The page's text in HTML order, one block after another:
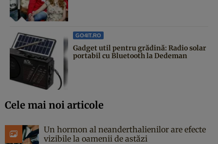
GO4IT.RO
Gadget util pentru grădină: Radio solar
portabil cu Bluetooth la Dedeman
Cele mai noi articole
Un hormon al neanderthalienilor are efecte
vizibile la oamenii de astăzi